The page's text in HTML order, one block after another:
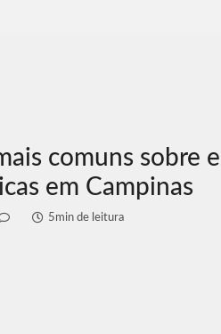
comuns sobre
em Campinas
5min de leitura